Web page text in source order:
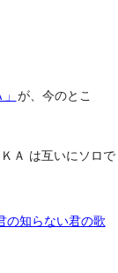
が、今のとこ
Ａ は互いにソロで
の知らない君の歌